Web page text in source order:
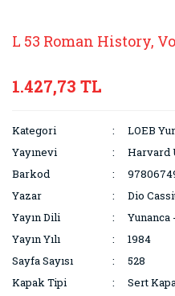
L 53 Roman History,
1.427,73 TL
Kategori
LOEB
Yayınevi
Harvard
Barkod
Yazar
Dio
Yayın Dili
Yayın Yılı
1984
Sayfa Sayısı
528
Kapak Tipi
Sert